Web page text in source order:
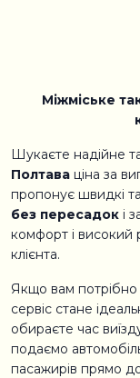
Міжміське
Шукаєте надійне
Полтава ціна за
пропонує швидкі
без пересадок і
комфорт і високий
клієнта.
Якщо вам потрібно
сервіс стане
обираєте час
подаємо
пасажирів прямо